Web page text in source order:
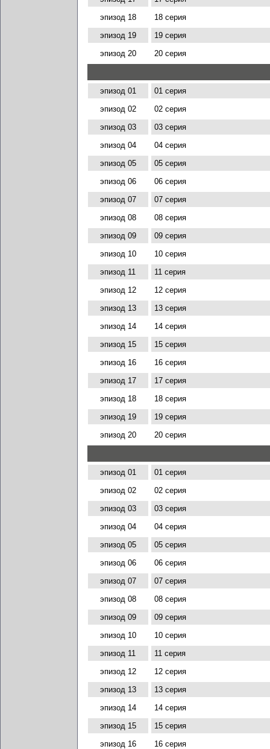
эпизод 18
18 серия
эпизод 19
19 серия
эпизод 20
20 серия
эпизод 01
01 серия
эпизод 02
02 серия
эпизод 03
03 серия
эпизод 04
04 серия
эпизод 05
05 серия
эпизод 06
06 серия
эпизод 07
07 серия
эпизод 08
08 серия
эпизод 09
09 серия
эпизод 10
10 серия
эпизод 11
11 серия
эпизод 12
12 серия
эпизод 13
13 серия
эпизод 14
14 серия
эпизод 15
15 серия
эпизод 16
16 серия
эпизод 17
17 серия
эпизод 18
18 серия
эпизод 19
19 серия
эпизод 20
20 серия
эпизод 01
01 серия
эпизод 02
02 серия
эпизод 03
03 серия
эпизод 04
04 серия
эпизод 05
05 серия
эпизод 06
06 серия
эпизод 07
07 серия
эпизод 08
08 серия
эпизод 09
09 серия
эпизод 10
10 серия
эпизод 11
11 серия
эпизод 12
12 серия
эпизод 13
13 серия
эпизод 14
14 серия
эпизод 15
15 серия
эпизод 16
16 серия